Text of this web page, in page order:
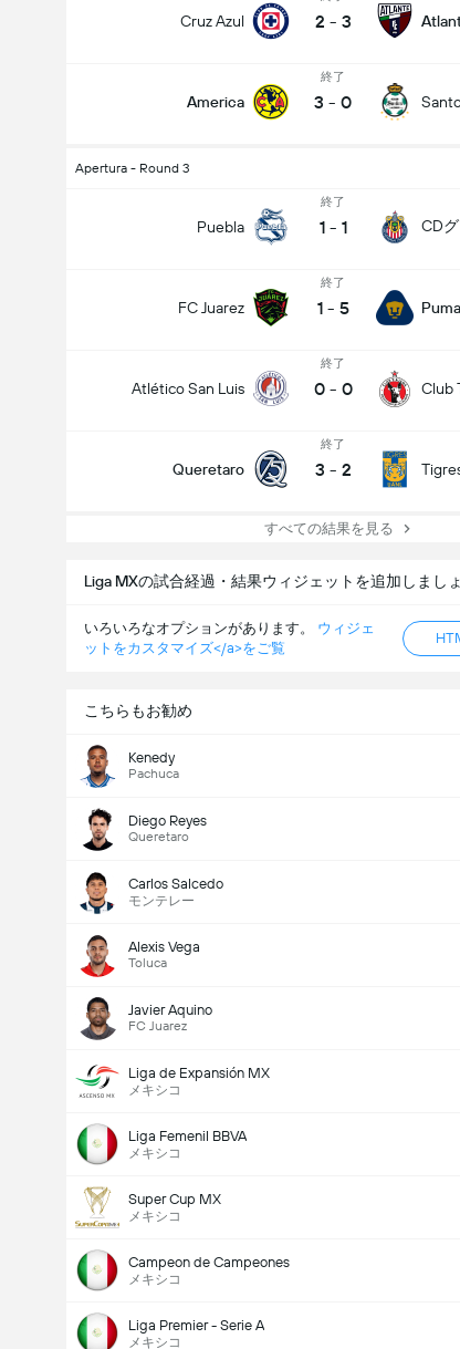
Cruz Azul 2 - 3
America
終了
3 - 0
Apertura - Round 3
Puebla
終了
1 - 1 CD
FC Juarez
終了
1 - 5
Atlético San Luis
終了
0 - 0 Club
Queretaro
終了
3 - 2
すべての結果を見る
Liga MXの試合経過・結果ウィジェットを追加しまし
いろいろなオプションがあります。 ウィジェ
ットをカスタマイズ</a>をご覧
こちらもお勧め
Kenedy
Pachuca
Diego Reyes
Queretaro
Carlos Salcedo
モンテレー
Alexis Vega
Toluca
Javier Aquino
FC Juarez
Liga de Expansión MX
メキシコ
Liga Femenil BBVA
メキシコ
Super Cup MX
メキシコ
Campeon de Campeones
メキシコ
Liga Premier - Serie A
メキシコ